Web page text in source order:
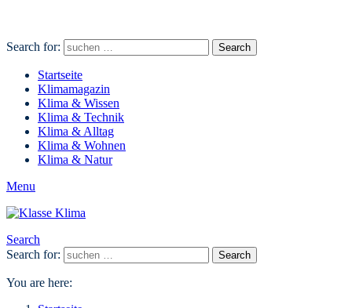
Search for: Search
Startseite
Klimamagazin
Klima & Wissen
Klima & Technik
Klima & Alltag
Klima & Wohnen
Klima & Natur
Menu
Search
Search for:
Search
You are here: